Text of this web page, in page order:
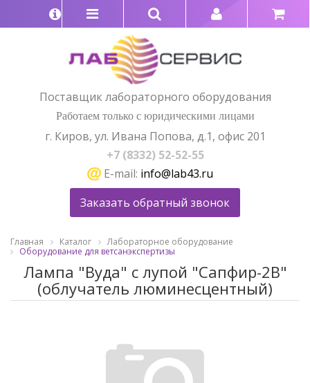
Поставщик лабораторного оборудования
Работаем только с юридическими лицами
г. Киров, ул. Ивана Попова, д.1, офис 201
+7 (8332) 52-52-55
E-mail: info@lab43.ru
Заказать обратный звонок
Главная Каталог
Лабораторное оборудование
Оборудование для ветсанэкспертизы
Лампа "Вуда" с лупой "Сапфир-2В"
(облучатель люминесцентный)